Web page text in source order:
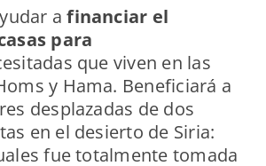
afinanciar el
para
que viven en las
y Hama. Beneficiará a
desplazadas de dos
en el desierto de Siria:
fue totalmente tomada